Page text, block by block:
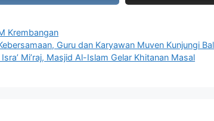
Krembangan
Guru dan Karyawan Muven Kunjungi
Mi’raj, Masjid Al-Islam Gelar Khitanan Masal